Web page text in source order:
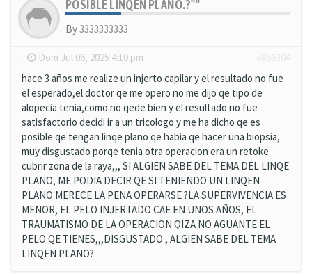
POSIBLE LINQEN PLANO.?''''
By3333333333
- Dom Jul 06, 2025 4:10 pm
hace 3 años me realize un injerto capilar y el resultado no fue
el esperado,el doctor qe me opero no me dijo qe tipo de
alopecia tenia,como no qede bien y el resultado no fue
satisfactorio decidi ir a un tricologo y me ha dicho qe es
posible qe tengan linqe plano qe habia qe hacer una biopsia,
muy disgustado porqe tenia otra operacion era un retoke
cubrir zona de la raya,,, SI ALGIEN SABE DEL TEMA DEL LINQE
PLANO, ME PODIA DECIR QE SI TENIENDO UN LINQEN
PLANO MERECE LA PENA OPERARSE ?LA SUPERVIVENCIA ES
MENOR, EL PELO INJERTADO CAE EN UNOS AÑOS, EL
TRAUMATISMO DE LA OPERACION QIZA NO AGUANTE EL
PELO QE TIENES,,,DISGUSTADO , ALGIEN SABE DEL TEMA
LINQEN PLANO?